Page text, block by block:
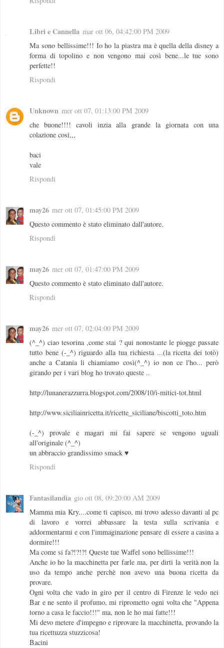
Libri e Cannella mar ott 06, 04:42:00 PM 2009
Ma sono bellissime!!! Io ho la piastra ma è quella della disney a
forma di topolino e non vengono mai così bene...le tue sono
perfette!!
Rispondi
Unknown mer ott 07, 01:13:00 PM 2009
che buone!!!! cavoli inzia alla grande la giornata con una
colazione cosi,,,
baci
vale
Rispondi
may26 mer ott 07, 01:45:00 PM 2009
Questo commento è stato eliminato dall'autore.
Rispondi
may26 mer ott 07, 01:47:00 PM 2009
Questo commento è stato eliminato dall'autore.
Rispondi
may26 mer ott 07, 02:04:00 PM 2009
(^_^) ciao tesorina ,come stai ? qui nonostante le piogge passate
tutto bene (-_^) riguardo alla tua richiesta ...(la ricetta dei totò)
anche a Catania li chiamiamo così(^_^) io non ce l'ho... però
girando per i vari blog ho trovato queste ..
http://lunanerazzurra.blogspot.com/2008/10/i-mitici-tot.html
http://www.siciliainricetta.it/ricette_siciliane/biscotti_toto.htm
(-_^) provale e magari mi fai sapere se vengono uguali
all'originale (^_^)
un abbraccio grandissimo smack ♥
Rispondi
Fantasilandia gio ott 08, 09:20:00 AM 2009
Mamma mia Kry....come ti capisco, mi trovo adesso davanti al pc
di lavoro e vorrei abbassare la testa sulla scrivania e
addormentarmi e con l'immaginazione pensare di essere a casina a
dormire!!!
Ma come si fa?!?!?! Queste tue Waffel sono bellissime!!!
Anche io ho la macchinetta per farle ma, per dirti la verità non la
uso da tempo anche perchè non avevo una buona ricetta da
provare.
Ogni volta che vado in giro per il centro di Firenze le vedo nei
Bar e ne sento il profumo, mi riprometto ogni volta che "Appena
torno a casa le faccio!!!" ma, non le ho mai fatte!!!
Mi devo metere d'impegno e riprovare la macchinetta, provando la
tua ricettuzza stuzzicosa!
Bacini